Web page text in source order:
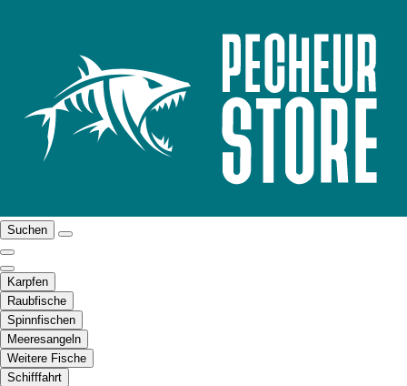
Suchen
Karpfen
Raubfische
Spinnfischen
Meeresangeln
Weitere Fische
Schifffahrt